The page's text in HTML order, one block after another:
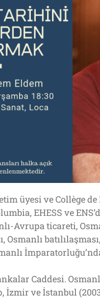
üyesi ve Collège de
EHESS ve
Avrupa ticareti,
Caddesi.
İzmir ve İstanbul